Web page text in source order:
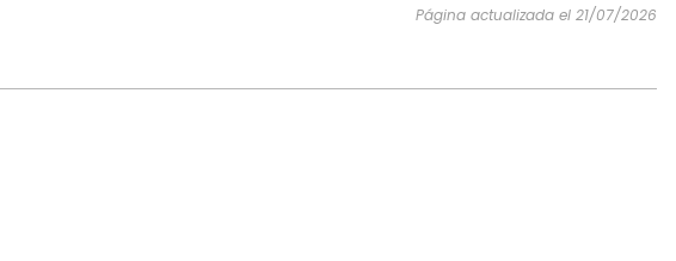
Página actualizada el 21/07/2026